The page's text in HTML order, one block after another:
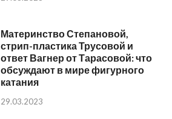
Материнство Степановой,
стрип-пластика Трусовой и
ответ Вагнер от Тарасовой: что
обсуждают в мире фигурного
катания
29.03.2023